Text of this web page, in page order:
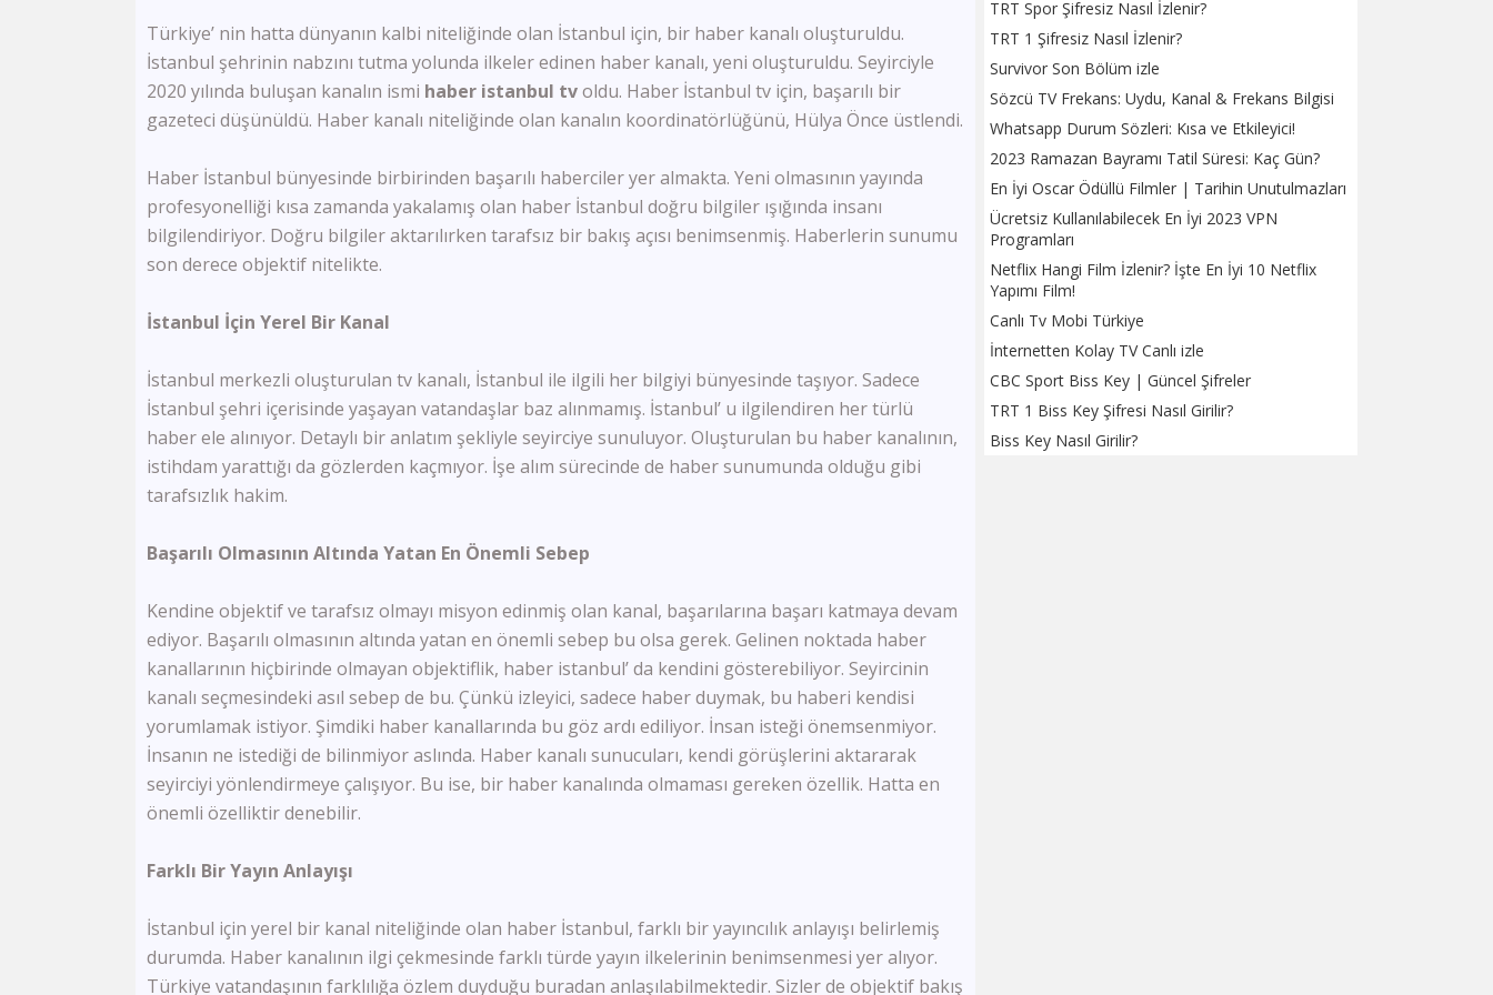
Sözcü TV
Flash Haber
Halk Tv
Kanal 24
TBMM Tv
Bloomberg HT
Tele1
TVNET
TRT Spor
Bein Sports Haber
GS Tv
Sports Tv
Tivibu Spor
Cartoon Network
Minika GO
Minika Çocuk
TRT Belgesel
Yaban Tv
İctimai Tv
Cem Tv
Meltem Tv
TRT Spor Şifresiz Nasıl İzlenir?
TRT 1 Şifresiz Nasıl İzlenir?
Survivor Son Bölüm izle
Sözcü TV Frekans: Uydu, Kanal & Frekans Bilgisi
Whatsapp Durum Sözleri: Kısa ve Etkileyici!
2023 Ramazan Bayramı Tatil Süresi: Kaç Gün?
En İyi Oscar Ödüllü Filmler | Tarihin Unutulmazları
Ücretsiz Kullanılabilecek En İyi 2023 VPN
Programları
Netflix Hangi Film İzlenir? İşte En İyi 10 Netflix
Yapımı Film!
Canlı Tv Mobi Türkiye
İnternetten Kolay TV Canlı izle
CBC Sport Biss Key | Güncel Şifreler
TRT 1 Biss Key Şifresi Nasıl Girilir?
Biss Key Nasıl Girilir?
Türkiye’ nin hatta dünyanın kalbi niteliğinde olan İstanbul için, bir haber kanalı oluşturuldu.
İstanbul şehrinin nabzını tutma yolunda ilkeler edinen haber kanalı, yeni oluşturuldu. Seyirciyle
2020 yılında buluşan kanalın ismi haber istanbul tvoldu. Haber İstanbul tv için, başarılı bir
gazeteci düşünüldü. Haber kanalı niteliğinde olan kanalın koordinatörlüğünü, Hülya Önce üstlendi.
Haber İstanbul bünyesinde birbirinden başarılı haberciler yer almakta. Yeni olmasının yayında
profesyonelliği kısa zamanda yakalamış olan haber İstanbul doğru bilgiler ışığında insanı
bilgilendiriyor. Doğru bilgiler aktarılırken tarafsız bir bakış açısı benimsenmiş. Haberlerin sunumu
son derece objektif nitelikte.
İstanbul İçin Yerel Bir Kanal
İstanbul merkezli oluşturulan tv kanalı, İstanbul ile ilgili her bilgiyi bünyesinde taşıyor. Sadece
İstanbul şehri içerisinde yaşayan vatandaşlar baz alınmamış. İstanbul’ u ilgilendiren her türlü
haber ele alınıyor. Detaylı bir anlatım şekliyle seyirciye sunuluyor. Oluşturulan bu haber kanalının,
istihdam yarattığı da gözlerden kaçmıyor. İşe alım sürecinde de haber sunumunda olduğu gibi
tarafsızlık hakim.
Başarılı Olmasının Altında Yatan En Önemli Sebep
Kendine objektif ve tarafsız olmayı misyon edinmiş olan kanal, başarılarına başarı katmaya devam
ediyor. Başarılı olmasının altında yatan en önemli sebep bu olsa gerek. Gelinen noktada haber
kanallarının hiçbirinde olmayan objektiflik, haber istanbul’ da kendini gösterebiliyor. Seyircinin
kanalı seçmesindeki asıl sebep de bu. Çünkü izleyici, sadece haber duymak, bu haberi kendisi
yorumlamak istiyor. Şimdiki haber kanallarında bu göz ardı ediliyor. İnsan isteği önemsenmiyor.
İnsanın ne istediği de bilinmiyor aslında. Haber kanalı sunucuları, kendi görüşlerini aktararak
seyirciyi yönlendirmeye çalışıyor. Bu ise, bir haber kanalında olmaması gereken özellik. Hatta en
önemli özelliktir denebilir.
Farklı Bir Yayın Anlayışı
İstanbul için yerel bir kanal niteliğinde olan haber İstanbul, farklı bir yayıncılık anlayışı belirlemiş
durumda. Haber kanalının ilgi çekmesinde farklı türde yayın ilkelerinin benimsenmesi yer alıyor.
Türkiye vatandaşının farklılığa özlem duyduğu buradan anlaşılabilmektedir. Sizler de objektif bakış